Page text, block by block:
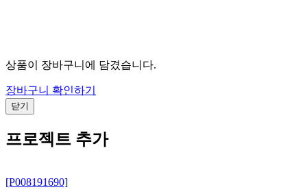
상품이 장바구니에 담겼습니다.
장바구니 확인하기
닫기
프로젝트 추가
[P008191690]